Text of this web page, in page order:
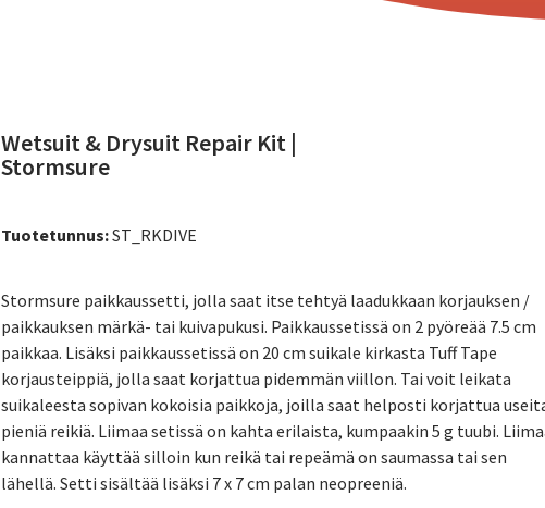
Wetsuit & Drysuit Repair Kit |
Stormsure
Tuotetunnus:ST_RKDIVE
Stormsure paikkaussetti, jolla saat itse tehtyä laadukkaan korjauksen /
paikkauksen märkä- tai kuivapukusi. Paikkaussetissä on 2 pyöreää 7.5 cm
paikkaa. Lisäksi paikkaussetissä on 20 cm suikale kirkasta Tuff Tape
korjausteippiä, jolla saat korjattua pidemmän viillon. Tai voit leikata
suikaleesta sopivan kokoisia paikkoja, joilla saat helposti korjattua
pieniä reikiä. Liimaa setissä on kahta erilaista, kumpaakin 5 g tuubi.
kannattaa käyttää silloin kun reikä tai repeämä on saumassa tai sen
lähellä. Setti sisältää lisäksi 7 x 7 cm palan neopreeniä.